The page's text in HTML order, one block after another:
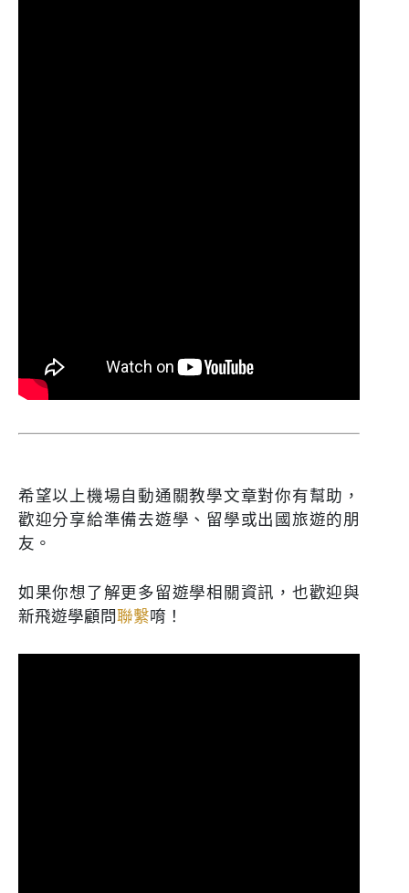
希望以上機場自動通關教學文章對你有幫助，
歡迎分享給準備去遊學、留學或出國旅遊的朋
友。
如果你想了解更多留遊學相關資訊，也歡迎與
新飛遊學顧問聯繫唷！